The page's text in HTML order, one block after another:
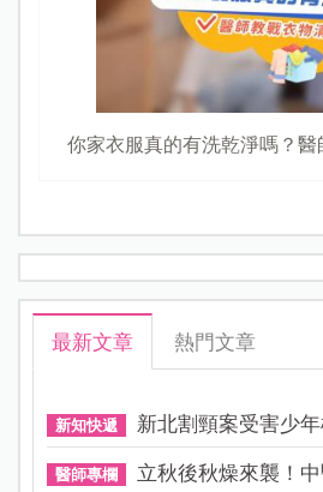
你家衣服真的有洗乾淨嗎？
最新文章 熱門文章
新知快遞 新北割頸案受害少
醫師專欄 立秋後秋燥來襲！